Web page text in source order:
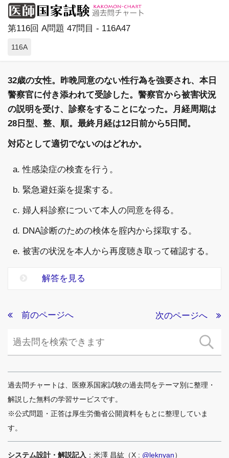
第116回 A問題 47問目 - 116A47
116A
32歳の女性。昨晩同意のない性行為を強要され、本日
警察官に付き添われて受診した。警察官から被害状況
の説明を受け、診察をすることになった。月経周期は
28日型、整、順。最終月経は12日前から5日間。
対応として適切でないのはどれか。
a. 性感染症の検査を行う。
b. 緊急避妊薬を提案する。
c. 婦人科診察について本人の同意を得る。
d. DNA診断のための検体を腟内から採取する。
e. 被害の状況を本人から再度聴き取って確認する。
解答を見る
前のページへ 次のページへ
過去問チャートは、医療系国家試験の過去問をテーマ別に整理・
解説した無料の学習サービスです。
※公式問題・正答は厚生労働省公開資料をもとに整理していま
す。
システム設計・解説記入 ：米澤 昌紘（X : @leknyan）